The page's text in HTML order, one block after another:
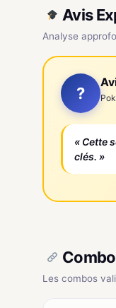
Avis
Analyse
?
« Cette
clés. »
Les combos